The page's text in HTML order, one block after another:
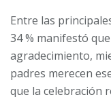
Entre las
34 % manifestó
agradecimiento,
padres merecen
que la celebración